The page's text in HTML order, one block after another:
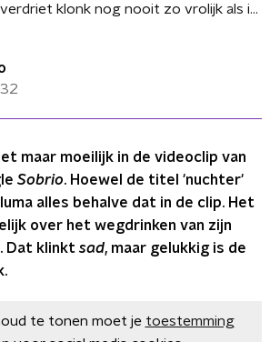
Liefdesverdriet klonk nog nooit zo vrolijk als in 'Sobrio' van Maluma
maar moeilijk in de videoclip van
Sobrio. Hoewel de titel 'nuchter'
alles behalve dat in de clip. Het
over het wegdrinken van zijn
Dat klinkt sad, maar gelukkig is de
te tonen moet je toestemming